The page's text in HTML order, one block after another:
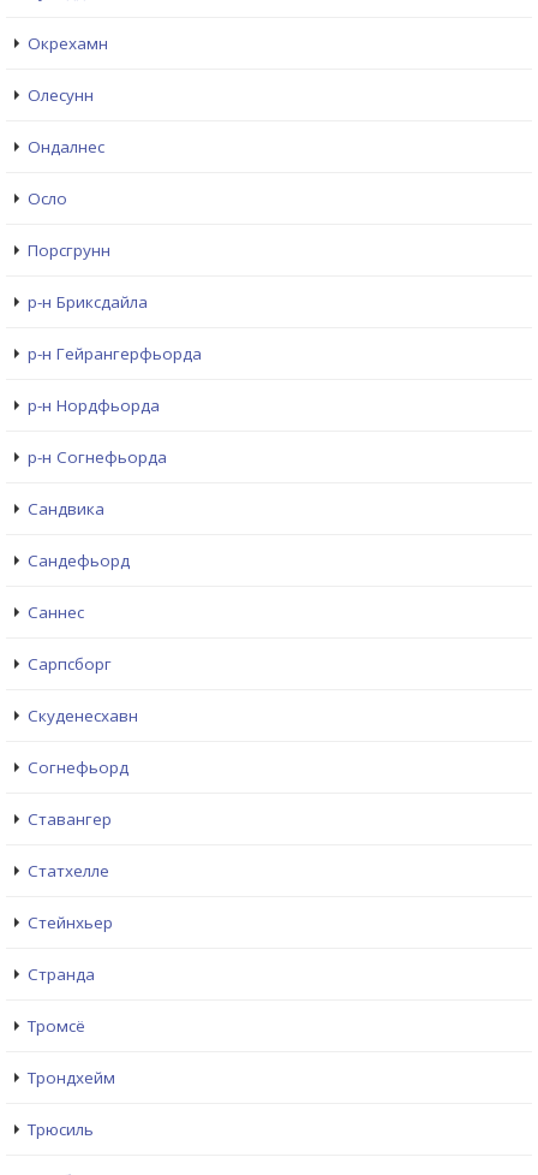
Окрехамн
Олесунн
Ондалнес
Осло
Порсгрунн
р-н Бриксдайла
р-н Гейрангерфьорда
р-н Нордфьорда
р-н Согнефьорда
Сандвика
Сандефьорд
Саннес
Сарпсборг
Скуденесхавн
Согнефьорд
Ставангер
Статхелле
Стейнхьер
Странда
Тромсё
Трондхейм
Трюсиль